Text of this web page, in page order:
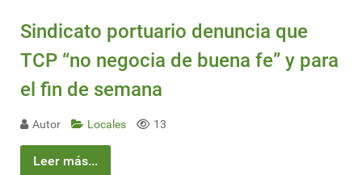
Sindicato portuario denuncia que
TCP “no negocia de buena fe” y para
el fin de semana
Autor Locales 13
Leer más...